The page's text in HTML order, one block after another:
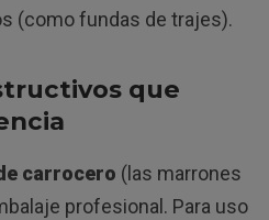
(como fundas de trajes).
que
carrocero (las marrones
profesional. Para uso